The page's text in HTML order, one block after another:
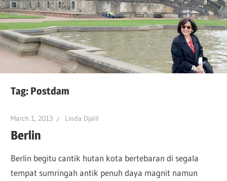
Tag: Postdam
March 1, 2013 Linda Djalil
Berlin
Berlin begitu cantik hutan kota bertebaran di segala
tempat sumringah antik penuh daya magnit namun